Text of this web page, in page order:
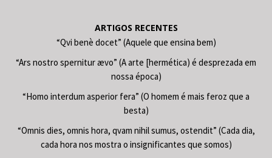
ARTIGOS RECENTES
“Qvi benè docet” (Aquele que ensina bem)
“Ars nostro spernitur ævo” (A arte [hermética) é desprezada em
nossa época)
“Homo interdum asperior fera” (O homem é mais feroz que a
besta)
“Omnis dies, omnis hora, qvam nihil sumus, ostendit” (Cada dia,
cada hora nos mostra o insignificantes que somos)